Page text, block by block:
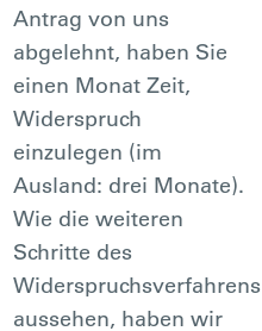
Antrag von uns
abgelehnt, haben Sie
einen Monat Zeit,
Widerspruch
einzulegen (im
Ausland: drei Monate).
Wie die weiteren
Schritte des
Widerspruchsverfahrens
aussehen, haben wir